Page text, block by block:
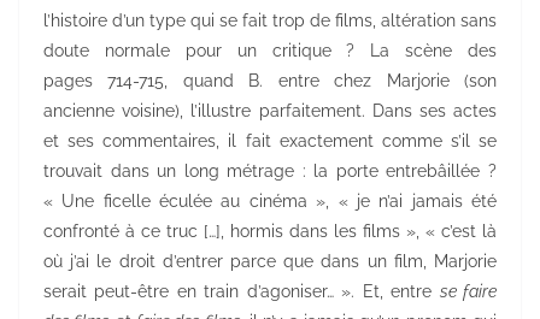
l’histoire d’un type qui se fait trop de films, altération sans
doute normale pour un critique ? La scène des
pages 714-715, quand B. entre chez Marjorie (son
ancienne voisine), l’illustre parfaitement. Dans ses actes
et ses commentaires, il fait exactement comme s’il se
trouvait dans un long métrage : la porte entrebâillée ?
« Une ficelle éculée au cinéma », « je n’ai jamais été
confronté à ce truc […], hormis dans les films », « c’est là
où j’ai le droit d’entrer parce que dans un film, Marjorie
serait peut-être en train d’agoniser… ». Et, entre se faire